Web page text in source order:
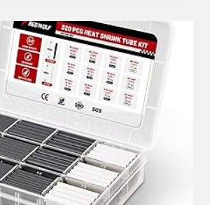
SCHRUMPFSCHLAUCH
SCHWARZ
–
12,7
MM
X
6
M
–